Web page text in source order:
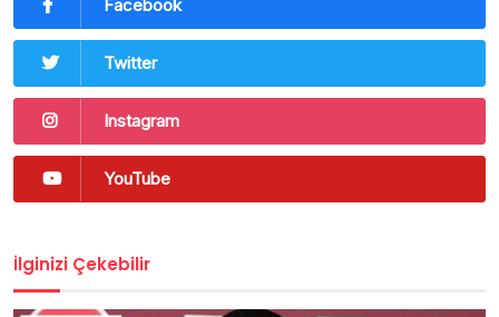
Facebook
Twitter
Instagram
YouTube
İlginizi Çekebilir